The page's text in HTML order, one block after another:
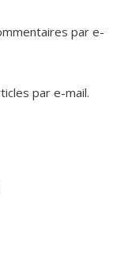
par e-
par e-mail.